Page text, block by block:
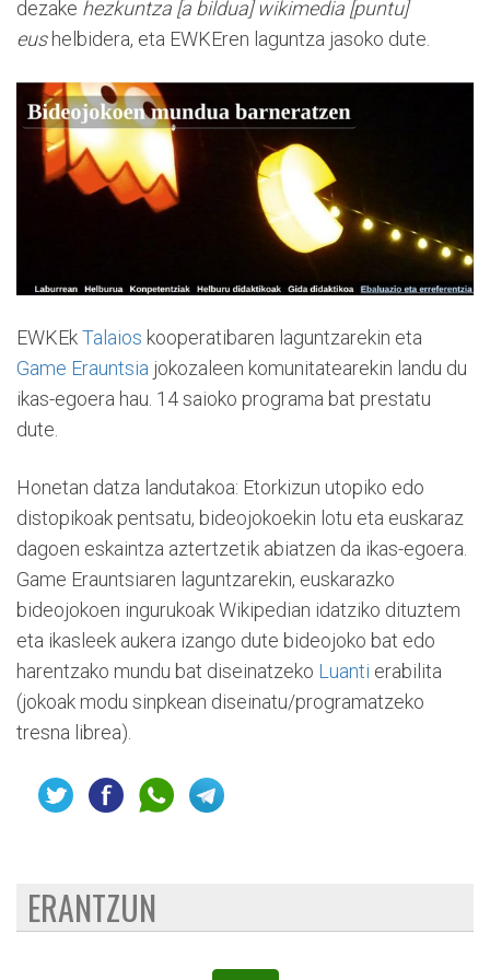
dezake hezkuntza [a bildua] wikimedia [puntu]
eushelbidera, eta EWKEren laguntza jasoko dute.
EWKEkTalaios kooperatibaren laguntzarekin eta
Game Erauntsia jokozaleen komunitatearekin landu du
ikas-egoera hau. 14 saioko programa bat prestatu
dute.
Honetan datza landutakoa: Etorkizun utopiko edo
distopikoak pentsatu, bideojokoekin lotu eta euskaraz
dagoen eskaintza aztertzetik abiatzen da ikas-egoera.
Game Erauntsiaren laguntzarekin, euskarazko
bideojokoen ingurukoak Wikipedian idatziko dituztem
eta ikasleek aukera izango dute bideojoko bat edo
harentzako mundu bat diseinatzeko Luanti erabilita
(jokoak modu sinpkean diseinatu/programatzeko
tresna librea).
ERANTZUN